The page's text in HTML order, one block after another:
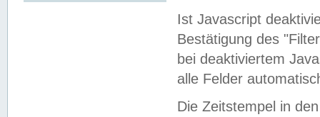
Ist Javascript
Bestätigung des
bei deaktiviertem
alle Felder
Die Zeitstempel in